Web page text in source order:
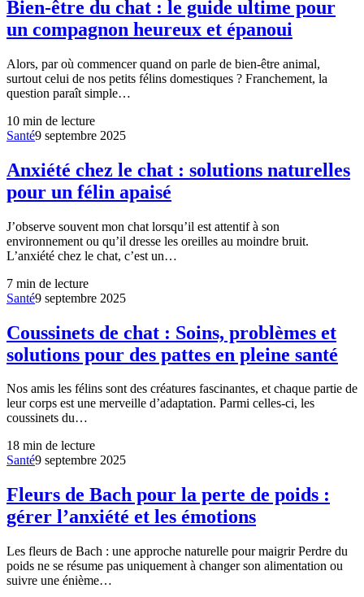
Bien-être du chat : le guide ultime pour
un compagnon heureux et épanoui
Alors, par où commencer quand on parle de bien-être animal,
surtout celui de nos petits félins domestiques ? Franchement, la
question paraît simple…
10 min de lecture
Santé9 septembre 2025
Anxiété chez le chat : solutions naturelles
pour un félin apaisé
J’observe souvent mon chat lorsqu’il est attentif à son
environnement ou qu’il dresse les oreilles au moindre bruit.
L’anxiété chez le chat, c’est un…
7 min de lecture
Santé9 septembre 2025
Coussinets de chat : Soins, problèmes et
solutions pour des pattes en pleine santé
Nos amis les félins sont des créatures fascinantes, et chaque partie de
leur corps est une merveille d’adaptation. Parmi celles-ci, les
coussinets du…
18 min de lecture
Santé9 septembre 2025
Fleurs de Bach pour la perte de poids :
gérer l’anxiété et les émotions
Les fleurs de Bach : une approche naturelle pour maigrir Perdre du
poids ne se résume pas uniquement à changer son alimentation ou
suivre une énième…